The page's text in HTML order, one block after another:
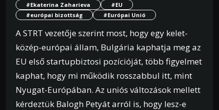
#Ekaterina Zaharieva
#EU
#európai bizottság
#Európai Unió
A STRT vezetője szerint most, hogy egy kelet-
közép-európai állam, Bulgária kaphatja meg az
EU első startupbiztosi pozícióját, több figyelmet
kaphat, hogy mi működik rosszabbul itt, mint
Nyugat-Európában. Az uniós változások mellett
kérdeztük Balogh Petyát arról is, hogy lesz-e